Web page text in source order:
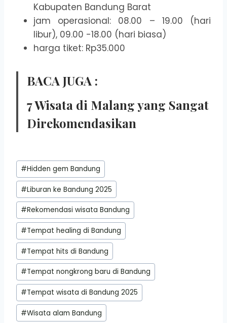
Kabupaten Bandung Barat
jam operasional: 08.00 – 19.00 (hari
libur), 09.00 -18.00 (hari biasa)
harga tiket: Rp35.000
BACA JUGA :
7 Wisata di Malang yang Sangat
Direkomendasikan
Post
Tags:
#Hidden gem Bandung
#Liburan ke Bandung 2025
#Rekomendasi wisata Bandung
#Tempat healing di Bandung
#Tempat hits di Bandung
#Tempat nongkrong baru di Bandung
#Tempat wisata di Bandung 2025
#Wisata alam Bandung